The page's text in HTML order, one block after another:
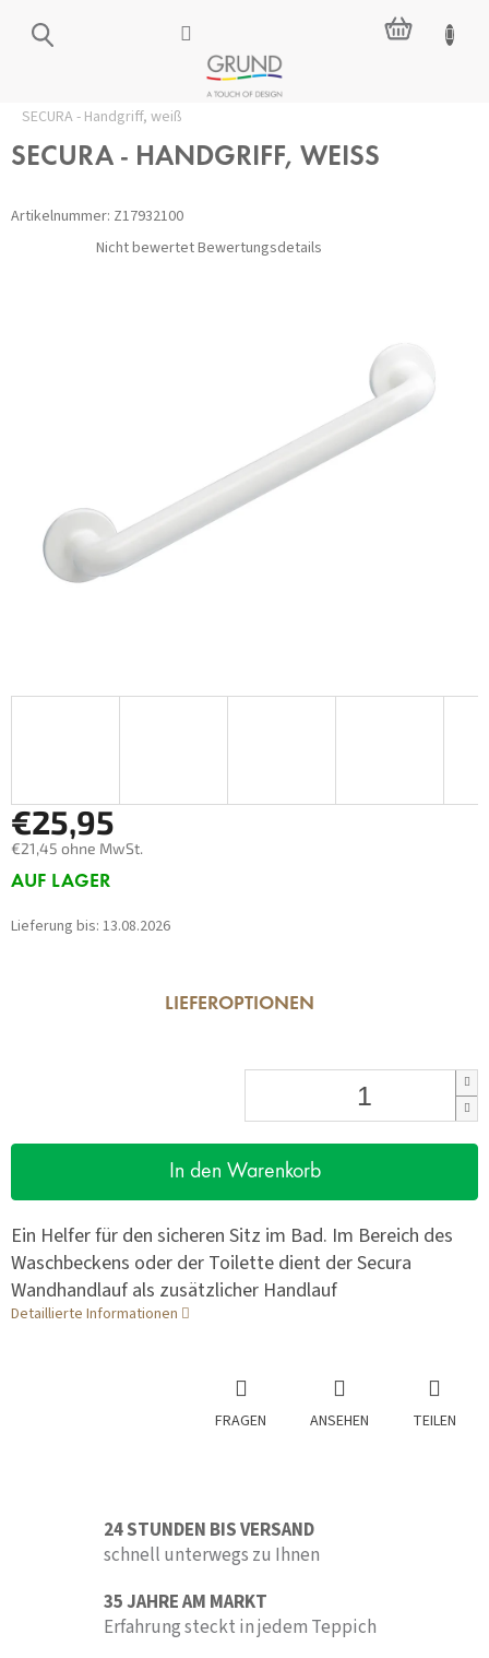
Inhalt
springen
Zubehör für das Badezimmer
SECURA - Handgriff, weiß
SECURA - HANDGRIFF, WEISS
Artikelnummer: Z17932100
Die
durchschnittliche
Nicht bewertetBewertungsdetails
€25,95
€21,45 ohne MwSt.
Verkaufspreis:
AUF LAGER
Lieferung bis: 13.08.2026
LIEFEROPTIONEN
In den Warenkorb
Ein Helfer für den sicheren Sitz im Bad. Im Bereich des
Waschbeckens oder der Toilette dient der Secura
Wandhandlauf als zusätzlicher Handlauf
Detaillierte Informationen
FRAGEN ANSEHEN TEILEN
24 STUNDEN BIS VERSAND
schnell unterwegs zu Ihnen
35 JAHRE AM MARKT
Erfahrung steckt in jedem Teppich